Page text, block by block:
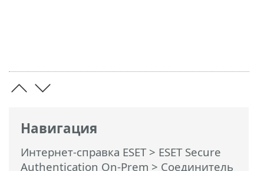
Навигация
Интернет-справка ESET> ESET Secure
Authentication On-Prem > Соединитель